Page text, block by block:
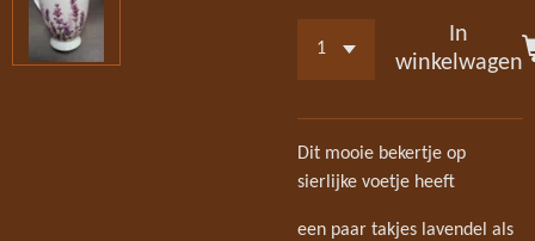
In
winkelwagen
Dit mooie bekertje op
sierlijke voetje heeft
een paar takjes lavendel als